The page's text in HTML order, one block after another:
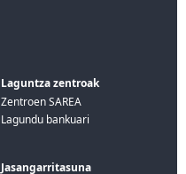
Laguntza zentroak
Zentroen SAREA
Lagundu bankuari
Jasangarritasuna